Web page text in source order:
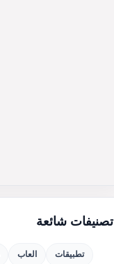
تصنيفات شائعة
تطبيقات العاب